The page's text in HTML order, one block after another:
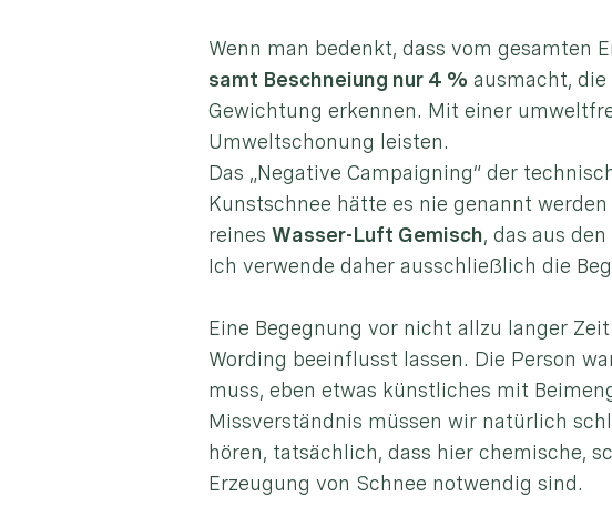
Wenn man bedenkt, dass vom gesamten
samt Beschneiung nur 4 % ausmacht,
Gewichtung erkennen. Mit einer
Umweltschonung leisten.
Das „Negative Campaigning“ der
Kunstschnee hätte es nie genannt
reinesWasser-Luft Gemisch, das aus
Ich verwende daher ausschließlich die
Eine Begegnung vor nicht allzu langer
Wording beeinflusst lassen. Die Person
muss, eben etwas künstliches mit
Missverständnis müssen wir natürlich
hören, tatsächlich, dass hier chemische,
Erzeugung von Schnee notwendig sind.